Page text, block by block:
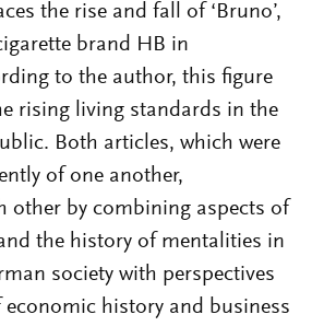
the rise and fall of ‘Bruno’,
brand HB in
to the author, this figure
rising living standards in the
Both articles, which were
of one another,
other by combining aspects of
the history of mentalities in
society with perspectives
history and business